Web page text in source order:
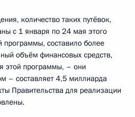
количество таких путёвок,
с 1 января по 24 мая этого
программы, составило более
объём финансовых средств,
этой программы, – они
– составляет 4,5 миллиарда
Правительства для реализации